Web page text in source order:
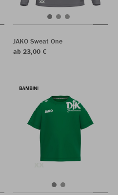
JAKO Sweat One
ab 23,00 €